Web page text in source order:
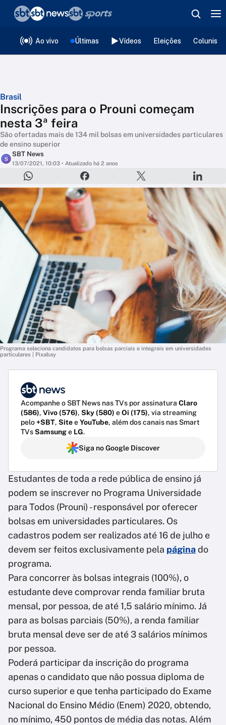
Ao vivo Últimas Vídeos Eleições
Brasil
Inscrições para o Prouni começam
nesta 3ª feira
São ofertadas mais de 134 mil bolsas em universidades particulares
de ensino superior
S
SBT News
13/07/2021, 10:03 • Atualizado há 2 anos
Programa seleciona candidatos para bolsas parciais e integrais em universidades
particulares | Pixabay
Acompanhe o SBT News nas TVs por assinatura Claro
(586), Vivo (576), Sky (580) eOi (175), via streaming
pelo+SBT, SiteeYouTube, além dos canais nas Smart
TVsSamsunge LG.
Siga no Google Discover
Estudantes de toda a rede pública de ensino já
podem se inscrever no Programa Universidade
para Todos (Prouni) - responsável por oferecer
bolsas em universidades particulares. Os
cadastros podem ser realizados até 16 de julho e
devem ser feitos exclusivamente pela páginado
programa.
Para concorrer às bolsas integrais (100%), o
estudante deve comprovar renda familiar bruta
mensal, por pessoa, de até 1,5 salário mínimo. Já
para as bolsas parciais (50%), a renda familiar
bruta mensal deve ser de até 3 salários mínimos
por pessoa.
Poderá participar da inscrição do programa
apenas o candidato que não possua diploma de
curso superior e que tenha participado do Exame
Nacional do Ensino Médio (Enem) 2020, obtendo,
no mínimo, 450 pontos de média das notas. Além
❮voltar
Editorias